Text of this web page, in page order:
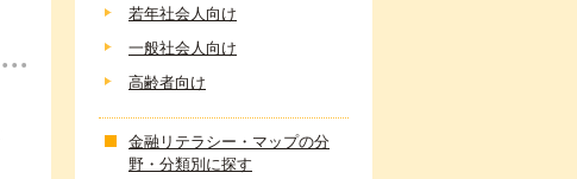
若年社会人向け
一般社会人向け
高齢者向け
金融リテラシー・マップの分
野・分類別に探す